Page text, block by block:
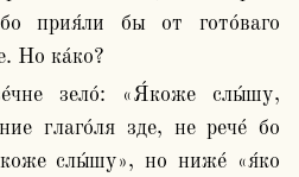
прия́ли бы от гото́ваго
Но ка́ко?
глаго́ля зде, не рече́ бо
слы́шу», но ниже́ «я́ко